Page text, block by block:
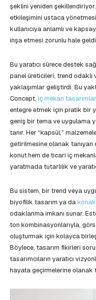
şeklini yeniden şekillendiriyor.
etkileşimini ustaca
kullanıcıya anlamlı ve
inşa etmesi zorunlu hale
Bu yaratıcı sürece destek
panel üreticileri, trend odaklı
yaklaşımlar geliştirdi. Bu
Concept, iç mekan
entegre etmek için pratik bir
geniş bir tema ve uygulama
tanır. Her “kapsül,”
getirilmesine olanak
konut hem de ticari iç
yaratmada tutarlılık ve
Bu sistem, bir trend veya
biyofilik tasarım ya da
odaklanma imkanı sunar.
ton kombinasyonlarıyla,
oluşturmak için kolayca
Böylece, tasarım fikirleri
tasarımcıların yaratıcı
hayata geçirmelerine olanak